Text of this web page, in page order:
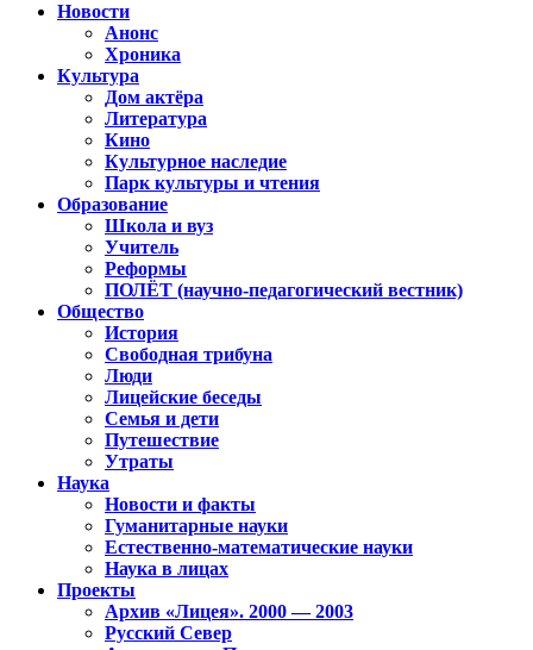
Новости
Анонс
Хроника
Культура
Дом актёра
Литература
Кино
Культурное наследие
Парк культуры и чтения
Образование
Школа и вуз
Учитель
Реформы
ПОЛЁТ (научно-педагогический вестник)
Общество
История
Свободная трибуна
Люди
Лицейские беседы
Семья и дети
Путешествие
Утраты
Наука
Новости и факты
Гуманитарные науки
Естественно-математические науки
Наука в лицах
Проекты
Архив «Лицея». 2000 — 2003
Русский Север